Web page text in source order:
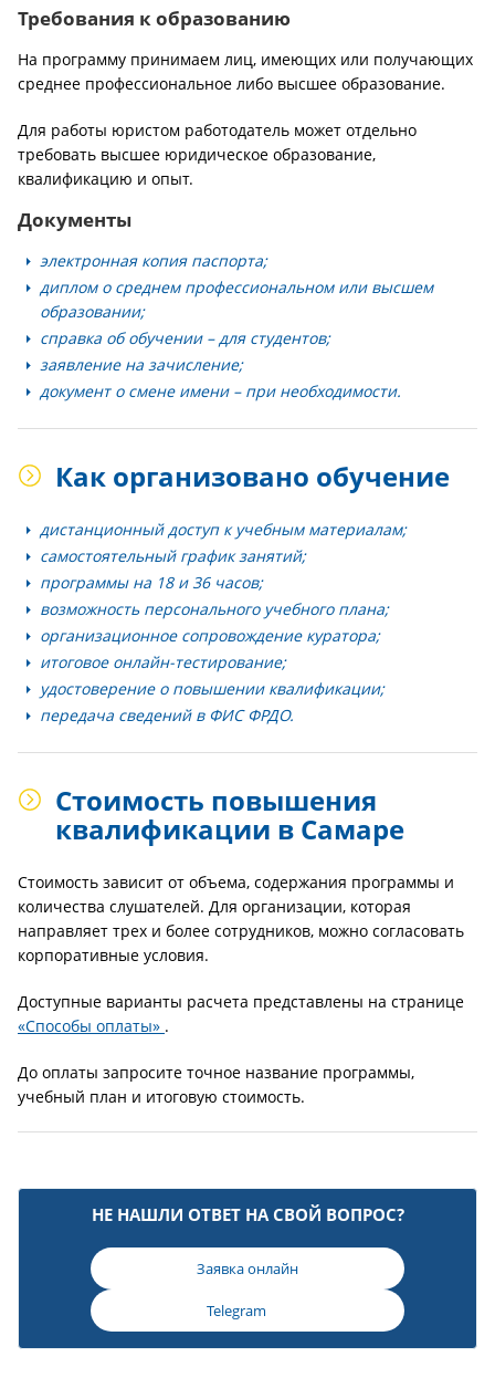
Требования к образованию
На программу принимаем лиц, имеющих или получающих
среднее профессиональное либо высшее образование.
Для работы юристом работодатель может отдельно
требовать высшее юридическое образование,
квалификацию и опыт.
Документы
электронная копия паспорта;
диплом о среднем профессиональном или высшем
образовании;
справка об обучении – для студентов;
заявление на зачисление;
документ о смене имени – при необходимости.
Как организовано обучение
дистанционный доступ к учебным материалам;
самостоятельный график занятий;
программы на 18 и 36 часов;
возможность персонального учебного плана;
организационное сопровождение куратора;
итоговое онлайн-тестирование;
удостоверение о повышении квалификации;
передача сведений в ФИС ФРДО.
Стоимость повышения
квалификации в Самаре
Стоимость зависит от объема, содержания программы и
количества слушателей. Для организации, которая
направляет трех и более сотрудников, можно согласовать
корпоративные условия.
Доступные варианты расчета представлены на странице
«Способы оплаты» .
До оплаты запросите точное название программы,
учебный план и итоговую стоимость.
НЕ НАШЛИ ОТВЕТ НА СВОЙ ВОПРОС?
Заявка онлайн
Telegram